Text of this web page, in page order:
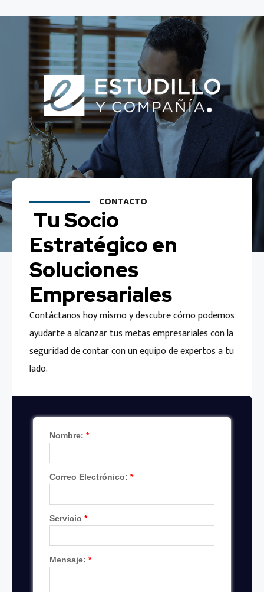
CONTACTO
Tu Socio
Estratégico en
Soluciones
Empresariales
Contáctanos hoy mismo y descubre cómo podemos
ayudarte a alcanzar tus metas empresariales con la
seguridad de contar con un equipo de expertos a tu
lado.